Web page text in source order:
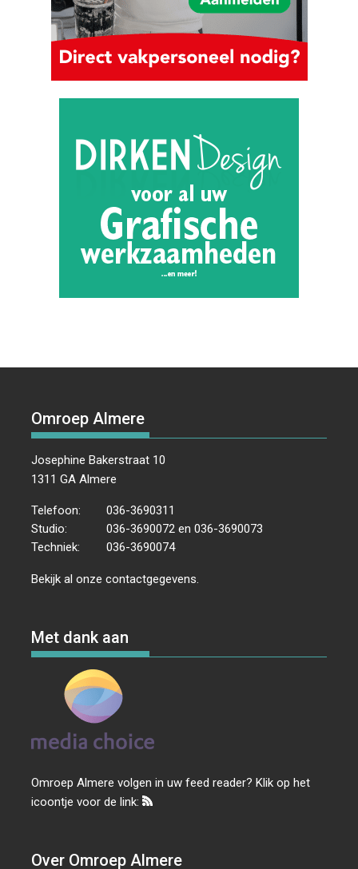
Omroep Almere
Josephine Bakerstraat 10
1311 GA Almere
Telefoon:
036-3690311
Studio:
036-3690072 en 036-3690073
Techniek:
036-3690074
Bekijk al onzecontactgegevens
Met dank aan
Omroep Almere volgen in uw feed reader? Klik op het
icoontje voor de link:
Over Omroep Almere